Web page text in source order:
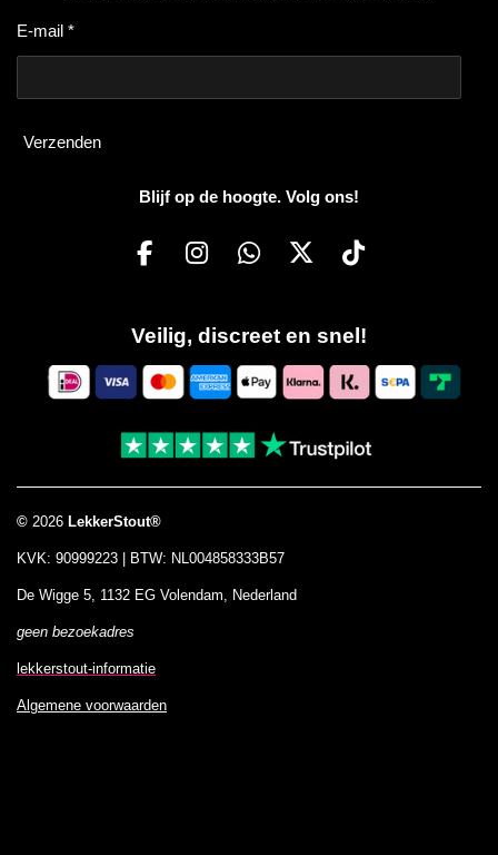
E-mail *
Verzenden
Blijf op de hoogte. Volg ons!
F
e
b
o
k
I
t
a
g
a
m
W
t
s
A
p
X
T
T
o
k
Veilig, discreet en snel!
© 2026 LekkerStout®
KVK: 90999223 | BTW: NL004858333B57
De Wigge 5, 1132 EG Volendam, Nederland
geen bezoekadres
lekkerstout-informatie
Algemene voorwaarden